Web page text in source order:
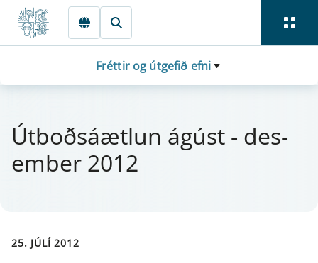
Fara beint í Meginmál
Fréttir og útgefið efni
Útboðsáætl­un ág­úst - des­
em­ber 2012
25. JÚLÍ 2012